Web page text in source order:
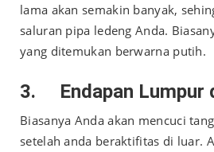
lama akan semakin banyak,
saluran pipa ledeng Anda.
yang ditemukan berwarna putih.
3. Endapan Lumpur
Biasanya Anda akan mencuci
setelah anda beraktifitas di luar.